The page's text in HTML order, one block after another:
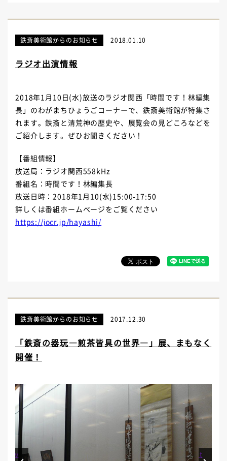
鉄斎美術館からのお知らせ 2018.01.10
ラジオ出演情報
2018年1月10日(水)放送のラジオ関西「時間です！林編集
長」のわがまちひょうごコーナーで、鉄斎美術館が特集さ
れます。鉄斎と清荒神の歴史や、展覧会の見どころなどを
ご紹介します。ぜひお聞きください！
【番組情報】
放送局：ラジオ関西558kHz
番組名：時間です！林編集長
放送日時：2018年1月10(水)15:00-17:50
詳しくは番組ホームぺージをご覧ください
https://jocr.jp/hayashi/
鉄斎美術館からのお知らせ 2017.12.30
「鉄斎の器玩―煎茶皆具の世界―」展、まもなく
開催！
Prev Next